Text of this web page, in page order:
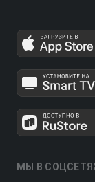
МЫ В